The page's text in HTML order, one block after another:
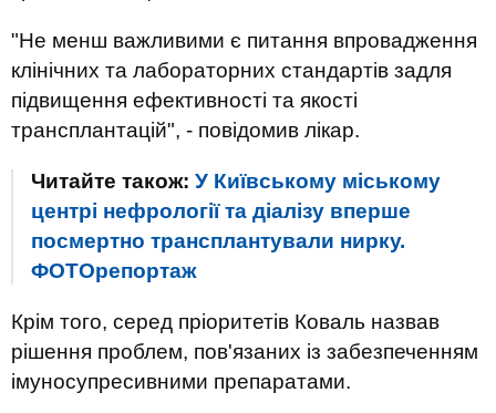
"Не менш важливими є питання впровадження
клінічних та лабораторних стандартів задля
підвищення ефективності та якості
трансплантацій", - повідомив лікар.
Читайте також: У Київському міському
центрі нефрології та діалізу вперше
посмертно трансплантували нирку.
ФОТОрепортаж
Крім того, серед пріоритетів Коваль назвав
рішення проблем, пов'язаних із забезпеченням
імуносупресивними препаратами.